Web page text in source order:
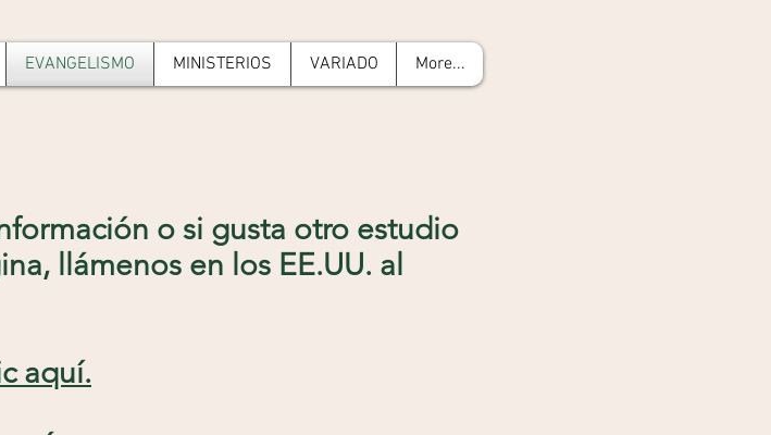
EVANGELISMO MINISTERIOS VARIADO More...
o si gusta otro estudio
llámenos en los EE.UU. al
aquí.